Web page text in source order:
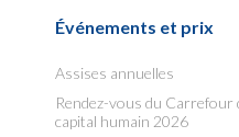
Événements et prix
Assises annuelles
Rendez-vous du Carrefour
capital humain 2026